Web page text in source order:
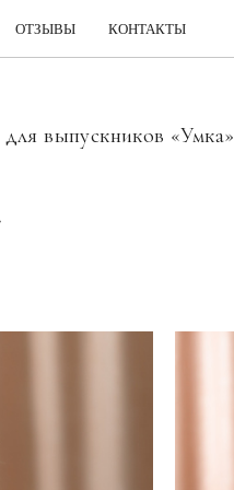
ОТЗЫВЫ КОНТАКТЫ
выпускников «Умка»